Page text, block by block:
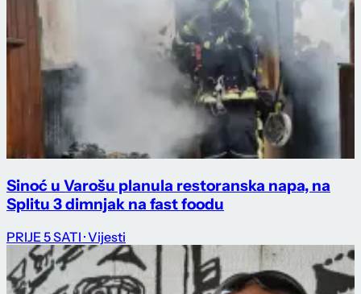
Sinoć u Varošu planula restoranska napa, na
Splitu 3 dimnjak na fast foodu
PRIJE 5 SATI · Vijesti